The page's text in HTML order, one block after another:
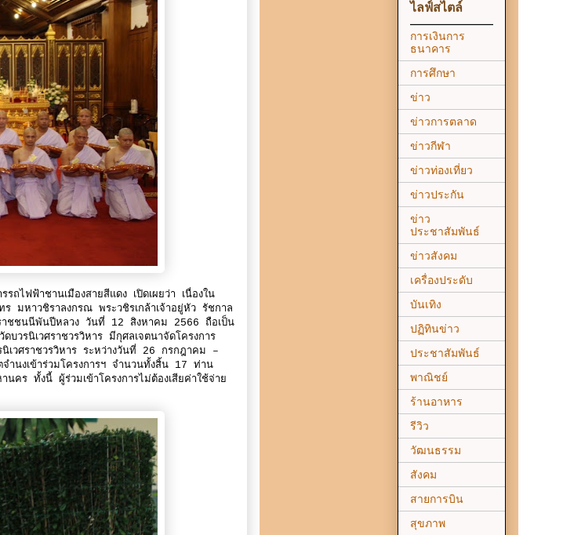
ฟฟ้าชานเมืองสายสีแดง เปิดเผยว่า เนื่องใน
มหาวชิราลงกรณ พระวชิรเกล้าเจ้าอยู่หัว รัชกาล
ชชนนีพันปีหลวง วันที่ 12 สิงหาคม 2566 ถือเป็น
รนิเวศราชวรวิหาร มีกุศลเจตนาจัดโครงการ
เวศราชวรวิหาร ระหว่างวันที่ 26 กรกฎาคม –
นงเข้าร่วมโครงการฯ จำนวนทั้งสิ้น 17 ท่าน
ร ทั้งนี้ ผู้ร่วมเข้าโครงการไม่ต้องเสียค่าใช้จ่าย
ไลฟ์สไตล์
การเงินการ
ธนาคาร
การศึกษา
ข่าว
ข่าวการตลาด
ข่าวกีฬา
ข่าวท่องเที่ยว
ข่าวประกัน
ข่าว
ประชาสัมพันธ์
ข่าวสังคม
เครื่องประดับ
บันเทิง
ปฏิทินข่าว
ประชาสัมพันธ์
พาณิชย์
ร้านอาหาร
รีวิว
วัฒนธรรม
สังคม
สายการบิน
สุขภาพ